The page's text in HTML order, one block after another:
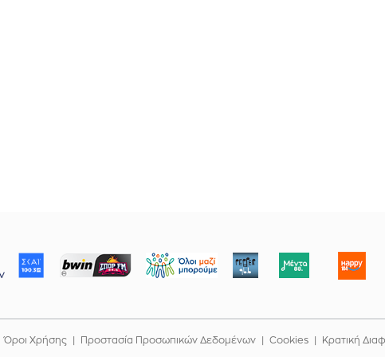
Όροι Χρήσης Προστασία Προσωπικών Δεδομένων Cookies Κρατική